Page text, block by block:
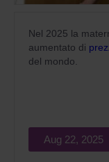
Nel 2025 la
aumentato di
del mondo.
Aug 22, 2025